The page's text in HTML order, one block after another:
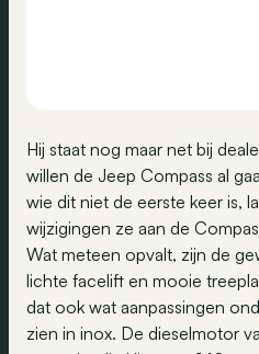
Hij staat nog maar net bij
willen de Jeep Compass al
wie dit niet de eerste keer is,
wijzigingen ze aan de
Wat meteen opvalt, zijn de
lichte facelift en mooie
dat ook wat aanpassingen
zien in inox. De dieselmotor